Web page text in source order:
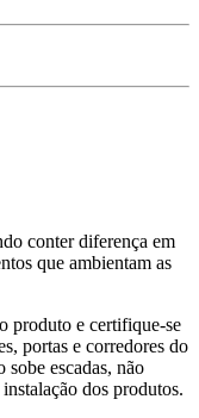
conter diferença em
que ambientam as
produto e certifique-se
portas e corredores do
sobe escadas, não
dos produtos.